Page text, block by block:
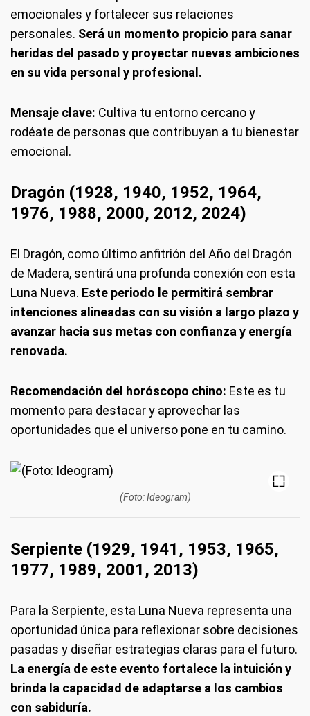
emocionales y fortalecer sus relaciones
personales. Será un momento propicio para sanar
heridas del pasado y proyectar nuevas ambiciones
en su vida personal y profesional.
Mensaje clave: Cultiva tu entorno cercano y
rodéate de personas que contribuyan a tu bienestar
emocional.
Dragón (1928, 1940, 1952, 1964,
1976, 1988, 2000, 2012, 2024)
El Dragón, como último anfitrión del Año del Dragón
de Madera, sentirá una profunda conexión con esta
Luna Nueva. Este periodo le permitirá sembrar
intenciones alineadas con su visión a largo plazo y
avanzar hacia sus metas con confianza y energía
renovada.
Recomendación del horóscopo chino: Este es tu
momento para destacar y aprovechar las
oportunidades que el universo pone en tu camino.
(Foto: Ideogram)
Serpiente (1929, 1941, 1953, 1965,
1977, 1989, 2001, 2013)
Para la Serpiente, esta Luna Nueva representa una
oportunidad única para reflexionar sobre decisiones
pasadas y diseñar estrategias claras para el futuro.
La energía de este evento fortalece la intuición y
brinda la capacidad de adaptarse a los cambios
con sabiduría.